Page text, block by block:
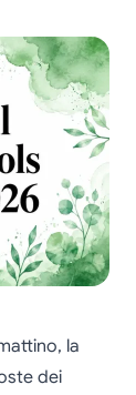
la
dei